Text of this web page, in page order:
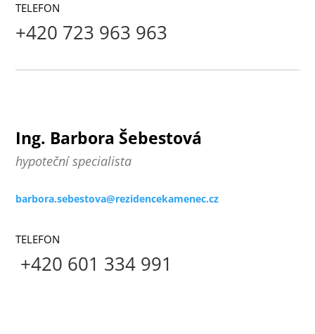
TELEFON
+420 723 963 963
Ing. Barbora Šebestová
hypoteční specialista
barbora.sebestova@rezidencekamenec.cz
TELEFON
+420 601 334 991